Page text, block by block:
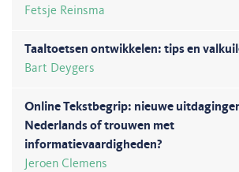
Fetsje Reinsma
Taaltoetsen ontwikkelen: tips en
Bart Deygers
Online Tekstbegrip: nieuwe
Nederlands of trouwen met
informatievaardigheden?
Jeroen Clemens